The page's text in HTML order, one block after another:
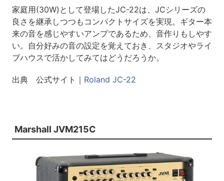
家庭用(30W)として登場したJC-22は、JCシリーズの
良さを継承しつつもコンパクトサイズを実現。ギター本
来の音を感じやすいアンプであるため、音作りもしやす
い。自分好みの音の設定を覚えておき、スタジオやライ
ブハウスで活かしてみてはどうだろうか。
出典 公式サイト｜ Roland JC-22
Marshall JVM215C